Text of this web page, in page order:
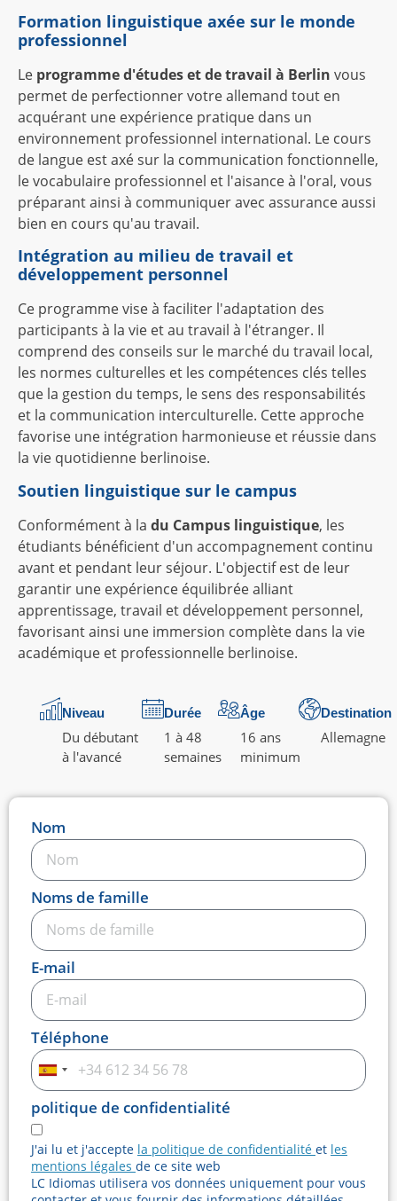
Formation linguistique axée sur le monde
professionnel
Le programme d'études et de travail à Berlin vous
permet de perfectionner votre allemand tout en
acquérant une expérience pratique dans un
environnement professionnel international. Le cours
de langue est axé sur la communication fonctionnelle,
le vocabulaire professionnel et l'aisance à l'oral, vous
préparant ainsi à communiquer avec assurance aussi
bien en cours qu'au travail.
Intégration au milieu de travail et
développement personnel
Ce programme vise à faciliter l'adaptation des
participants à la vie et au travail à l'étranger. Il
comprend des conseils sur le marché du travail local,
les normes culturelles et les compétences clés telles
que la gestion du temps, le sens des responsabilités
et la communication interculturelle. Cette approche
favorise une intégration harmonieuse et réussie dans
la vie quotidienne berlinoise.
Soutien linguistique sur le campus
Conformément à la du Campus linguistique, les
étudiants bénéficient d'un accompagnement continu
avant et pendant leur séjour. L'objectif est de leur
garantir une expérience équilibrée alliant
apprentissage, travail et développement personnel,
favorisant ainsi une immersion complète dans la vie
académique et professionnelle berlinoise.
Niveau
Du débutant
à l'avancé
Durée
1 à 48
semaines
Âge
16 ans
minimum
Destination
Allemagne
Nom
Noms de famille
E-mail
Téléphone
Espagne
+34
politique de confidentialité
J'ai lu et j'accepte la politique de confidentialité et les
mentions légales de ce site web
LC Idiomas utilisera vos données uniquement pour vous